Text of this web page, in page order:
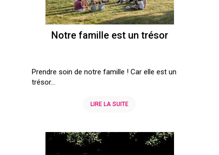
Notre famille est un trésor
Prendre soin de notre famille ! Car elle est un
trésor…
LIRE LA SUITE